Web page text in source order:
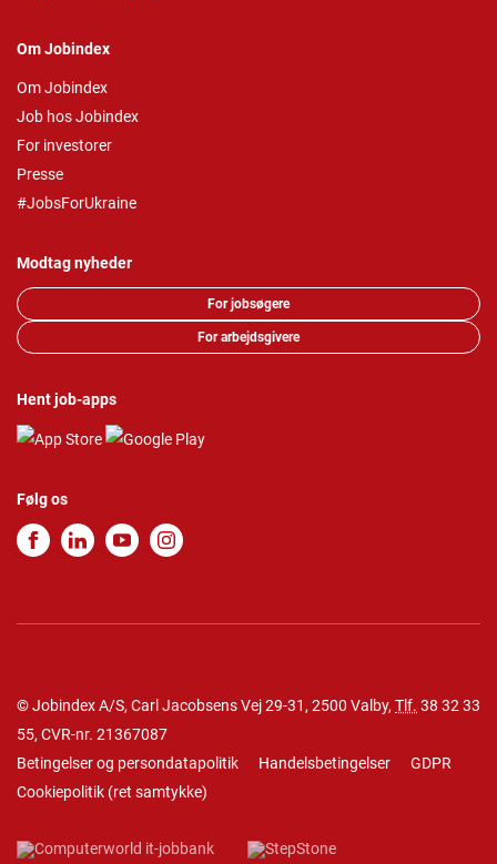
Om Jobindex
Om Jobindex
Job hos Jobindex
For investorer
Presse
#JobsForUkraine
Modtag nyheder
For jobsøgere
For arbejdsgivere
Hent job-apps
Følg os
© Jobindex A/S, Carl Jacobsens Vej 29-31, 2500 Valby, Tlf. 38 32 33
55, CVR-nr. 21367087
Betingelser og persondatapolitik
Handelsbetingelser
GDPR
Cookiepolitik (ret samtykke)